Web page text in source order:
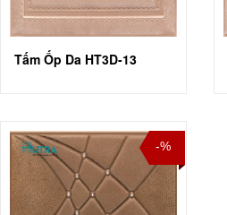
Tấm Ốp Da HT3D-13
-%